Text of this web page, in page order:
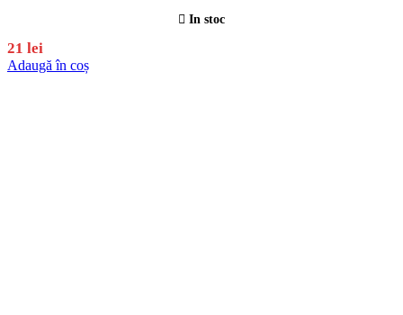
In stoc
21 lei
Adaugă în coș